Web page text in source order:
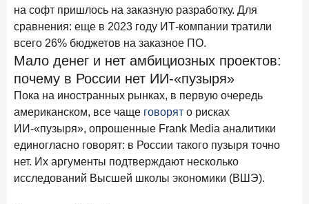
8 июня 2026 года ИССЛЕДОВАНИЕ
По итогам мая 2026 года объем выдач кредитов
составил 993,8 млрд руб.
4 июня 2026 года ИССЛЕДОВАНИЕ
Синергия интеллектов: будущее контакт-центров в
партнерстве человека и технологий
1 июня 2026 года
В борьбе за сбережения россиян банки учатся
понимать контекст
на софт пришлось на заказную разработку. Для
сравнения: еще в 2023 году ИТ-компании тратили
всего 26% бюджетов на заказное ПО.
Мало денег и нет амбициозных проектов:
почему в России нет ИИ-«пузыря»
Пока на иностранных рынках, в первую очередь
американском, все чаще говорят о рисках
ИИ-«пузыря», опрошенные Frank Media аналитики
единогласно говорят: в России такого пузыря точно
нет. Их аргументы подтверждают несколько
исследований Высшей школы экономики (ВШЭ).